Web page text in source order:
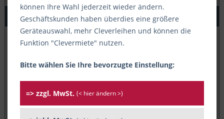
Original Toner Brother TN-242BK, ca. 2.500 S., schwarz
können Ihre Wahl jederzeit wieder ändern.
Geschäftskunden haben überdies eine größere
Geräteauswahl, mehr Cleverleihen und können die
Funktion "Clevermiete" nutzen.
Bitte wählen Sie Ihre bevorzugte Einstellung:
=> zzgl. MwSt. (< hier ändern >)